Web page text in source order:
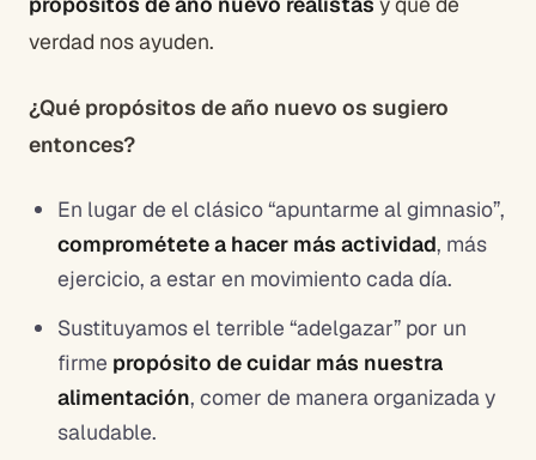
verdad nos ayuden.
¿Qué propósitos de año nuevo os sugiero
entonces?
En lugar de el clásico “apuntarme al gimnasio”,
comprométete a hacer más actividad, más
ejercicio, a estar en movimiento cada día.
Sustituyamos el terrible “adelgazar” por un
firme propósito de cuidar más nuestra
alimentación, comer de manera organizada y
saludable.